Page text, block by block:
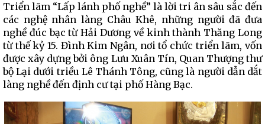
Triển lãm “Lấp lánh phố nghề” là lời tri ân sâu sắc đến
các nghệ nhân làng Châu Khê, những người đã đưa
nghề đúc bạc từ Hải Dương về kinh thành Thăng Long
từ thế kỷ 15. Đình Kim Ngân, nơi tổ chức triển lãm, vốn
được xây dựng bởi ông Lưu Xuân Tín, Quan Thượng thư
bộ Lại dưới triều Lê Thánh Tông, cũng là người dẫn dắt
làng nghề đến định cư tại phố Hàng Bạc.